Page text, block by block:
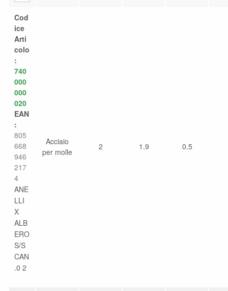
Cod
ice
Arti
colo
:
740
000
000
020
EAN
:
805
668
946
217
4
ANE
LLI
X
ALB
ERO
S/S
CAN
.0 2
Acciaio
per molle
2 1.9 0.5